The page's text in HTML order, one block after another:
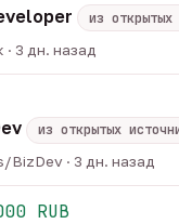
из открытых
· 3 дн. назад
из открытых
· 3 дн. назад
RUB